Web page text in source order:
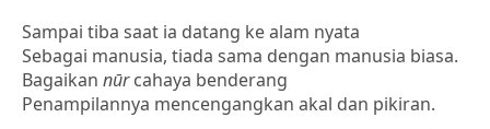
Sampai tiba saat ia datang ke alam nyata
Sebagai manusia, tiada sama dengan manusia biasa.
Bagaikan nūrcahaya benderang
Penampilannya mencengangkan akal dan pikiran.